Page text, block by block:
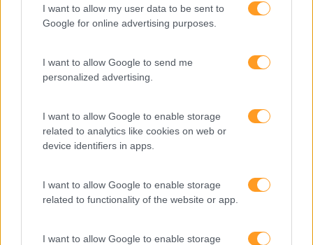
I want to allow my user data to be sent to
Google for online advertising purposes.
I want to allow Google to send me
personalized advertising.
I want to allow Google to enable storage
related to analytics like cookies on web or
device identifiers in apps.
I want to allow Google to enable storage
related to functionality of the website or app.
I want to allow Google to enable storage
“Formação em IA para
meter a mão na massa”
SKOLAE Formação, fala
sobre a Academia de